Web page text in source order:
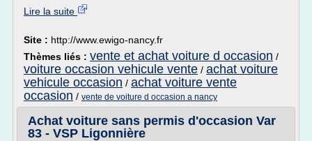
Lire la suite
Site : http://www.ewigo-nancy.fr
Thèmes liés : vente et achat voiture d occasion /
voiture occasion vehicule vente / achat voiture
vehicule occasion / achat voiture vente
occasion / vente de voiture d occasion a nancy
Achat voiture sans permis d'occasion Var
83 - VSP Ligonnière